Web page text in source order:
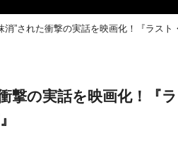
消”された衝撃の実話を映画化！『ラスト
撃の実話を映画化！『